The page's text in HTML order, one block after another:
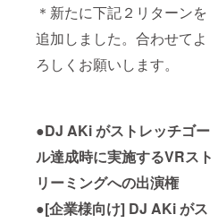
＊新たに下記２リターンを
追加しました。合わせてよ
ろしくお願いします。
●DJ AKi がストレッチゴー
ル達成時に実施するVRスト
リーミングへの出演権
●[企業様向け] DJ AKi がス